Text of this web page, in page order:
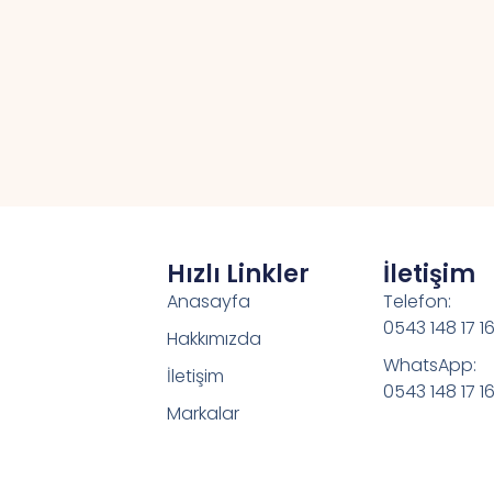
Hızlı Linkler
Anasayfa
Hakkımızda
İletişim
Markalar
İletişim
Telefon:
0543 148 17
WhatsApp:
0543 148 17